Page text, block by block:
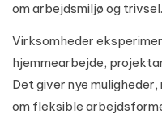
omarbejdsmiljø og trivsel.
Virksomheder
hjemmearbejde,
Det giver nye muligheder,
om fleksible